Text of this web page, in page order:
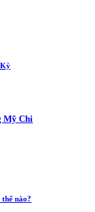
Kỳ
Mỹ Chi
nào?